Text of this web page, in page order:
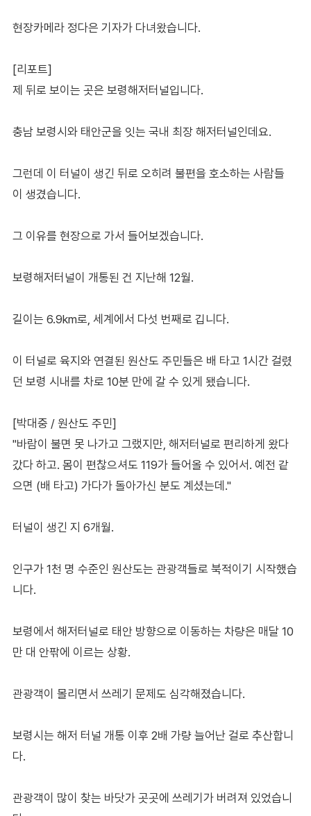
현장카메라 정다은 기자가 다녀왔습니다.
[리포트]
제 뒤로 보이는 곳은 보령해저터널입니다.
충남 보령시와 태안군을 잇는 국내 최장 해저터널인데요.
그런데 이 터널이 생긴 뒤로 오히려 불편을 호소하는 사람들
이 생겼습니다.
그 이유를 현장으로 가서 들어보겠습니다.
보령해저터널이 개통된 건 지난해 12월.
길이는 6.9km로, 세계에서 다섯 번째로 깁니다.
이 터널로 육지와 연결된 원산도 주민들은 배 타고 1시간 걸렸
던 보령 시내를 차로 10분 만에 갈 수 있게 됐습니다.
[박대중 / 원산도 주민]
"바람이 불면 못 나가고 그랬지만, 해저터널로 편리하게 왔다
갔다 하고. 몸이 편찮으셔도 119가 들어올 수 있어서. 예전 같
으면 (배 타고) 가다가 돌아가신 분도 계셨는데."
터널이 생긴 지 6개월.
인구가 1천 명 수준인 원산도는 관광객들로 북적이기 시작했습
니다.
보령에서 해저터널로 태안 방향으로 이동하는 차량은 매달 10
만 대 안팎에 이르는 상황.
관광객이 몰리면서 쓰레기 문제도 심각해졌습니다.
보령시는 해저 터널 개통 이후 2배 가량 늘어난 걸로 추산합니
다.
관광객이 많이 찾는 바닷가 곳곳에 쓰레기가 버려져 있었습니